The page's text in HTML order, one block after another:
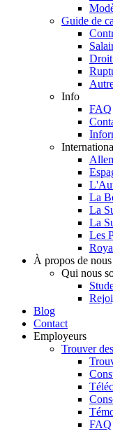
Guide de
Droit
Info
FAQ
La
La
La
Les
À propos de nous
Qui nous
Blog
Contact
Employeurs
Trouver
FAQ